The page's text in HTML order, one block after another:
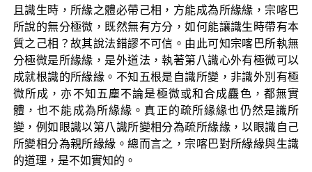
且識生時，所緣之體必帶己相，方能成為所緣緣，宗喀巴
所說的無分極微，既然無有方分，如何能讓識生時帶有本
質之己相？故其說法錯謬不可信。由此可知宗喀巴所執無
分極微是所緣緣，是外道法，執著第八識心外有極微可以
成就根識的所緣緣。不知五根是自識所變，非識外別有極
微所成，亦不知五塵不論是極微或和合成麤色，都無實
體，也不能成為所緣緣。真正的疏所緣緣也仍然是識所
變，例如眼識以第八識所變相分為疏所緣緣，以眼識自己
所變相分為親所緣緣。總而言之，宗喀巴對所緣緣與生識
的道理，是不如實知的。